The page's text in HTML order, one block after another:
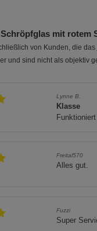
mit rotem
von Kunden, die
und sind nicht als objektiv
Lynne B.
Klasse
Freital570
Alles gut.
Fuzzi
Super